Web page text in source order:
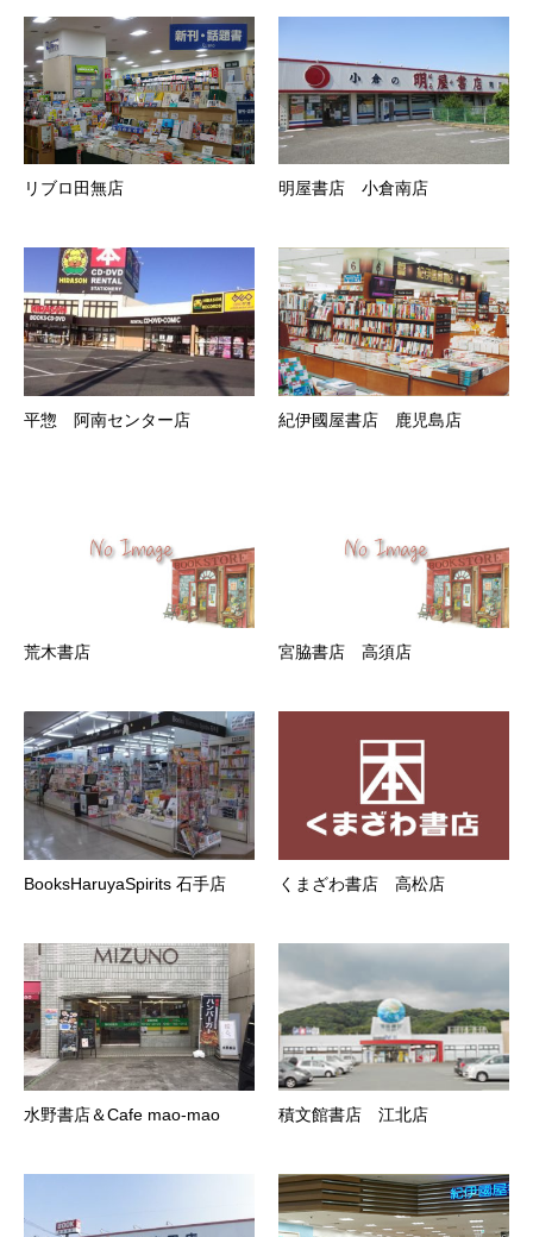
リブロ田無店 明屋書店 小倉南店
平惣 阿南センター店 紀伊國屋書店 鹿児島店
荒木書店 宮脇書店 高須店
BooksHaruyaSpirits 石手店 くまざわ書店 高松店
水野書店＆Cafe mao-mao 積文館書店 江北店